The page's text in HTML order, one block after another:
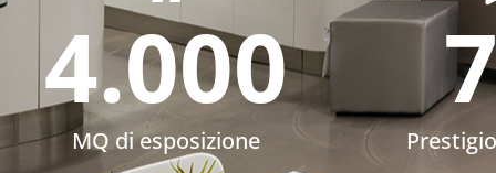
MQ di esposizione
4.000